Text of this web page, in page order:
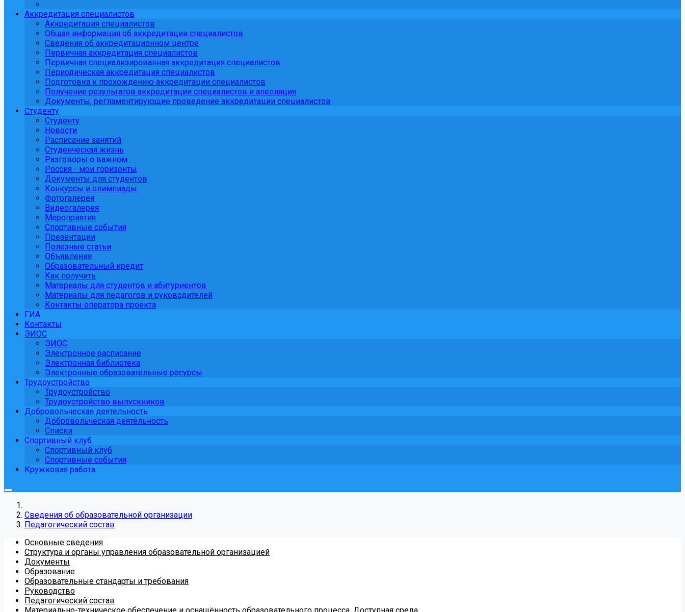
Аккредитация специалистов
Аккредитация специалистов
Общая информация об аккредитации специалистов
Сведения об аккредитационном центре
Первичная аккредитация специалистов
Первичная специализированная аккредитация специалистов
Периодическая аккредитация специалистов
Подготовка к прохождению аккредитации специалистов
Получение результатов аккредитации специалистов и апелляция
Документы, регламентирующие проведение аккредитации специалистов
Студенту
Студенту
Новости
Расписание занятий
Студенческая жизнь
Разговоры о важном
Россия - мои горизонты
Документы для студентов
Конкурсы и олимпиады
Фотогалерея
Видеогалерея
Мероприятия
Спортивные события
Презентации
Полезные статьи
Объявления
Образовательный кредит
Как получить
Материалы для студентов и абитуриентов
Материалы для педагогов и руководителей
Контакты оператора проекта
ГИА
Контакты
ЭИОС
ЭИОС
Электронное расписание
Электронная библиотека
Электронные образовательные ресурсы
Трудоустройство
Трудоустройство
Трудоустройство выпускников
Добровольческая деятельность
Добровольческая деятельность
Списки
Спортивный клуб
Спортивный клуб
Спортивные события
Кружковая работа
Сведения об образовательной организации
Педагогический состав
Основные сведения
Структура и органы управления образовательной организацией
Документы
Образование
Образовательные стандарты и требования
Руководство
Педагогический состав